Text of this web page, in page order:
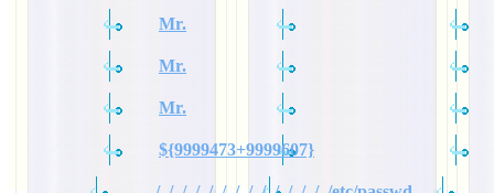
Mr.
Mr.
Mr.
${9999473+9999607}